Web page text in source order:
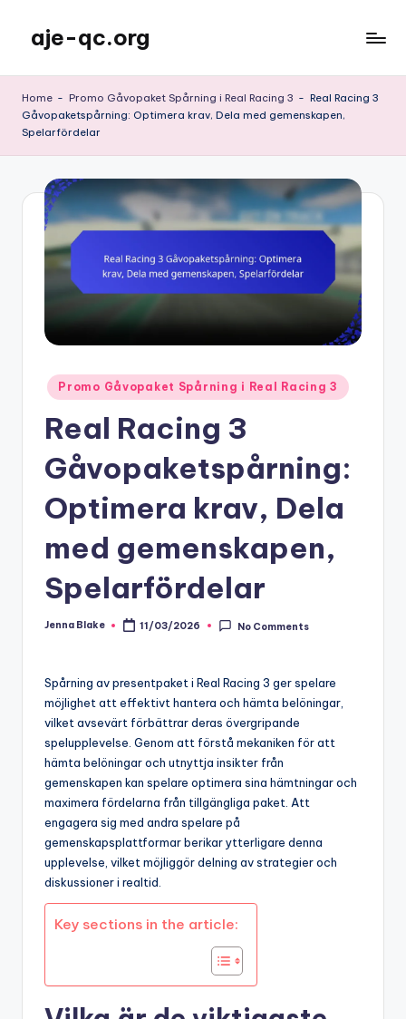
content
aje-qc.org
Home - Promo Gåvopaket Spårning i Real Racing 3 - Real Racing 3
Gåvopaketspårning: Optimera krav, Dela med gemenskapen,
Spelarfördelar
Posted
in
Promo Gåvopaket Spårning i Real Racing 3
Real Racing 3
Gåvopaketspårning:
Optimera krav, Dela
med gemenskapen,
Spelarfördelar
Posted
Jenna Blake 11/03/2026 No Comments
Spårning av presentpaket i Real Racing 3 ger spelare
möjlighet att effektivt hantera och hämta belöningar,
vilket avsevärt förbättrar deras övergripande
spelupplevelse. Genom att förstå mekaniken för att
hämta belöningar och utnyttja insikter från
gemenskapen kan spelare optimera sina hämtningar och
maximera fördelarna från tillgängliga paket. Att
engagera sig med andra spelare på
gemenskapsplattformar berikar ytterligare denna
upplevelse, vilket möjliggör delning av strategier och
diskussioner i realtid.
Key sections in the article: